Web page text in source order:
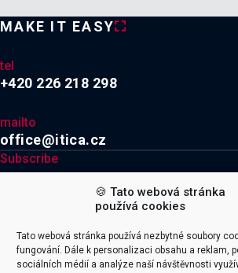
🍪 Tato webová stránka
používá cookies
Tato webová stránka používá nezbytné soubory
fungování. Dále k personalizaci obsahu a reklam,
sociálních médií a analýze naší návštěvnosti
MAKE IT EASY
tel
+420 226 218 298
mailto
office@itica.cz
Subscribe
Explore
Naše služby Kariéra